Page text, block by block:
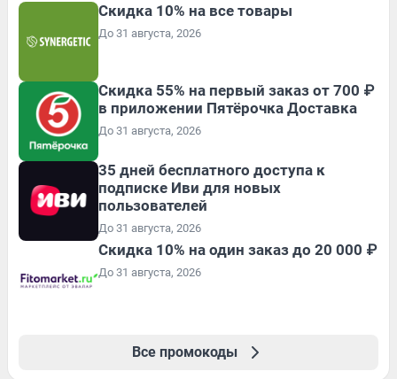
Скидка 10% на все товары
До 31 августа, 2026
Скидка 55% на первый заказ от 700 ₽
в приложении Пятёрочка Доставка
До 31 августа, 2026
35 дней бесплатного доступа к
подписке Иви для новых
пользователей
До 31 августа, 2026
Скидка 10% на один заказ до 20 000 ₽
До 31 августа, 2026
Все промокоды